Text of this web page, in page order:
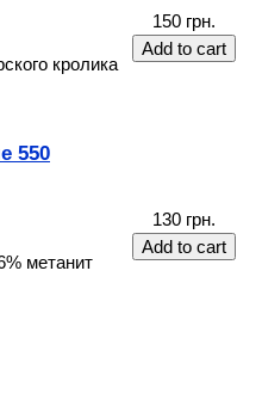
кролика
150 грн.
550
метанит
130 грн.